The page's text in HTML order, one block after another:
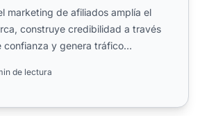
marketing de afiliados amplía el
construye credibilidad a través
confianza y genera tráfico
de lectura